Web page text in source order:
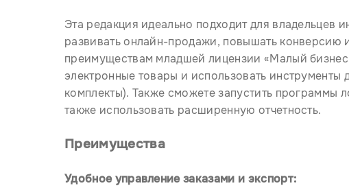
Эта редакция идеально подходит для владельцев
развивать онлайн-продажи, повышать конверсию
преимуществам младшей лицензии «Малый
электронные товары и использовать инструменты
комплекты). Также сможете запустить программы
также использовать расширенную отчетность.
Преимущества
Удобное управление заказами и экспорт: